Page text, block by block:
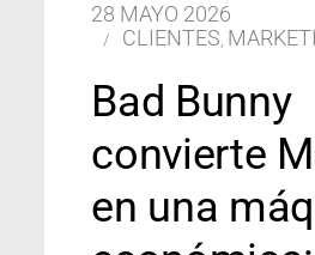
28 MAYO 2026
CLIENTES
Bad Bunny
convierte
en una